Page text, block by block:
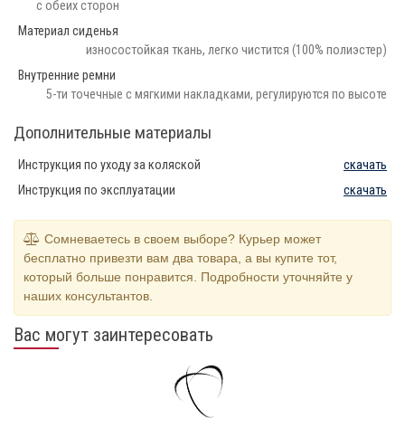
с обеих сторон
Материал сиденья
износостойкая ткань, легко чистится (100% полиэстер)
Внутренние ремни
5-ти точечные с мягкими накладками, регулируются по высоте
Дополнительные материалы
Инструкция по уходу за коляской
скачать
Инструкция по эксплуатации
скачать
Сомневаетесь в своем выборе? Курьер может
бесплатно привезти вам два товара, а вы купите тот,
который больше понравится. Подробности уточняйте у
наших консультантов.
Вас могут заинтересовать